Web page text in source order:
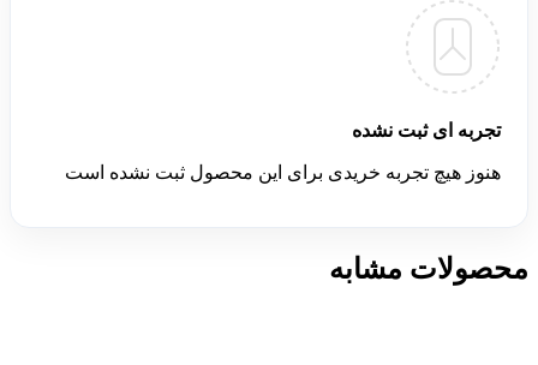
تجربه ای ثبت نشده
هنوز هیچ تجربه خریدی برای این محصول ثبت نشده است
محصولات مشابه